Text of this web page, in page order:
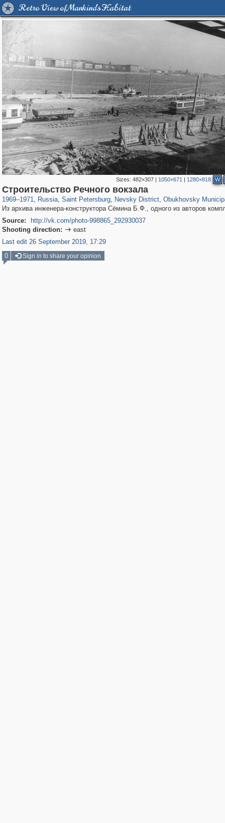
Retro View of Mankind's Habitat
Sizes:482×307 | 1050×671 | 1280×818 W
Строительство Речного вокзала
1969–1971, Russia
1,407,712 29,262
, Saint Petersburg
197,293 5,716
, Nevsky District
8,612 134
, Obukhovsky
Из архива инженера-конструктора Сёмина Б.Ф., одного из авторов
Source:
http://vk.com/photo-998865_292930037
Shooting direction:  east
Last edit 26 September 2019, 17:29
0
Sign in to share your opinion